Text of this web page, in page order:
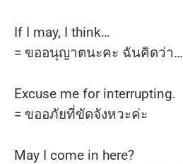
If I may, I think…
= ขออนุญาตนะคะ ฉันคิดว่า…
Excuse me for interrupting.
= ขออภัยที่ขัดจังหวะค่ะ
May I come in here?